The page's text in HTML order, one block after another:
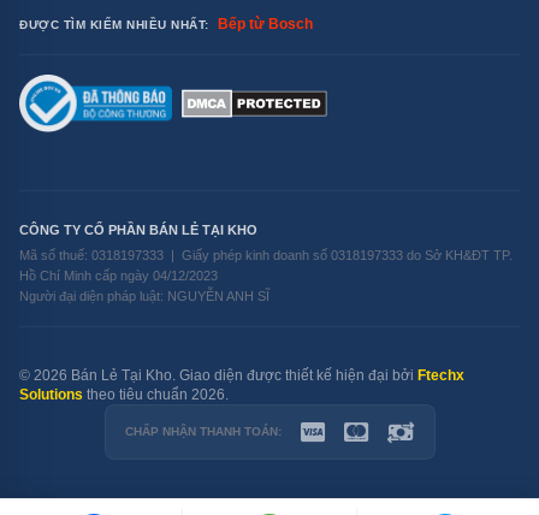
ĐƯỢC TÌM KIẾM NHIỀU NHẤT: Bếp từ Bosch
CÔNG TY CỔ PHẦN BÁN LẺ TẠI KHO
Mã số thuế: 0318197333 | Giấy phép kinh doanh số 0318197333 do Sở KH&ĐT TP.
Hồ Chí Minh cấp ngày 04/12/2023
Người đại diện pháp luật: NGUYỄN ANH SĨ
© 2026 Bán Lẻ Tại Kho. Giao diện được thiết kế hiện đại bởi Ftechx
Solutions theo tiêu chuẩn 2026.
CHẤP NHẬN THANH TOÁN: